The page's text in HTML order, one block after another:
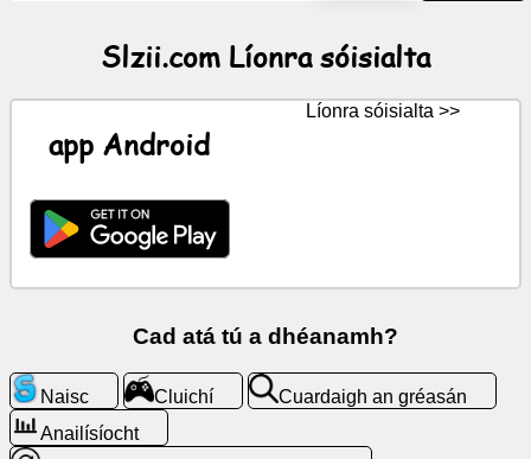
in
Vicí
Cuardaigh
an
Slzii.com Líonra sóisialta
app Android
Líonra sóisialta >>
Cad atá tú a dhéanamh?
Naisc Cluichí
Cuardaigh an gréasán
Anailísíocht